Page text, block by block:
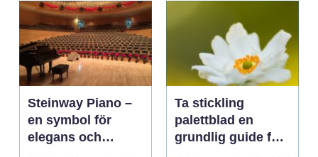
Steinway Piano –
en symbol för
elegans och
Ta stickling
palettblad en
grundlig guide för